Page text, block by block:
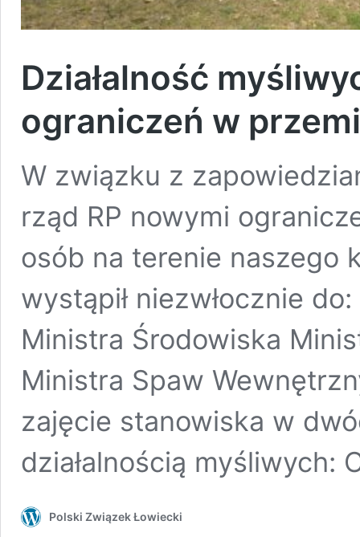
Działalność
ograniczeń w
W związku z
rząd RP nowymi
osób na terenie naszego
wystąpił niezwłocznie
Ministra Środowiska
Ministra Spaw
zajęcie stanowiska w
działalnością
Polski Związek Łowiecki